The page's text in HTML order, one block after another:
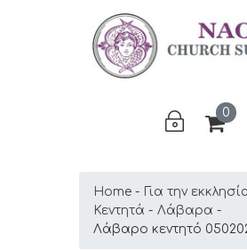
0
Home
Για την
Κεντητά
Λάβαρα
Λάβαρο κεντητό